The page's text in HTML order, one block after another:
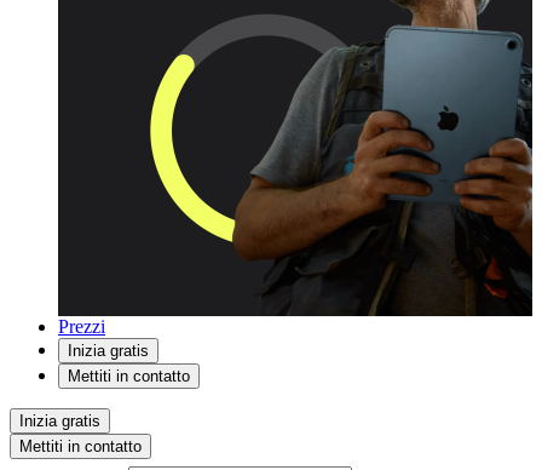
Prezzi
Inizia gratis
Mettiti in contatto
Inizia gratis
Mettiti in contatto